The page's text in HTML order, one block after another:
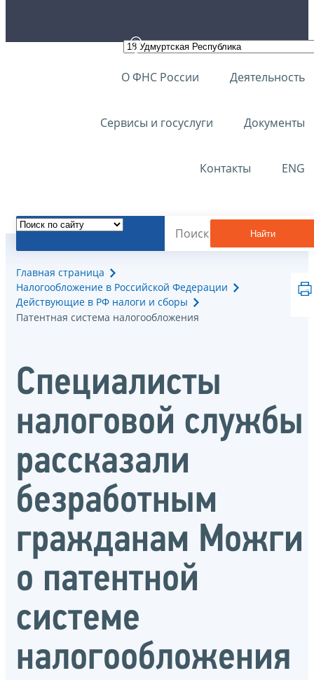
О ФНС России Деятельность
Сервисы и госуслуги Документы
Контакты ENG
Найти
Главная страница
Налогообложение в Российской Федерации
Действующие в РФ налоги и сборы
Патентная система налогообложения
Специалисты
налоговой службы
рассказали
безработным
гражданам Можги
о патентной
системе
налогообложения